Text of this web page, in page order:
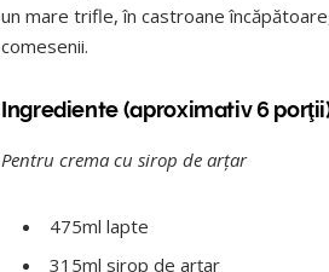
un mare trifle, în castroane
comesenii.
Ingrediente (aproximativ 6
Pentru crema cu sirop de arţar
475ml lapte
315ml sirop de arţar